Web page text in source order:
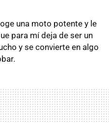
una moto potente y le
para mí deja de ser un
y se convierte en algo